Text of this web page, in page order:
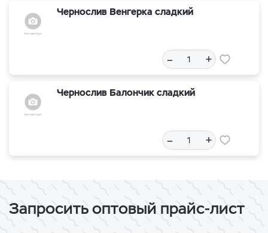
Чернослив Венгерка сладкий
– +
Чернослив Балончик сладкий
– +
Запросить оптовый прайс-лист